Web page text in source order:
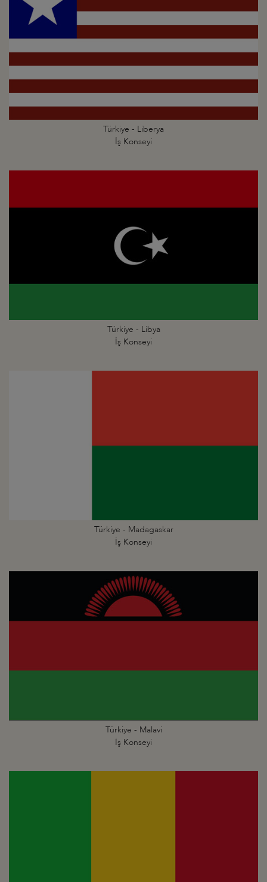
Türkiye - Liberya
İş Konseyi
Türkiye - Libya
İş Konseyi
Türkiye - Madagaskar
İş Konseyi
Türkiye - Malavi
İş Konseyi